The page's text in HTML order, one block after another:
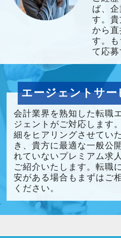
ば、
す。
から
す。
て応募
エージェントサー
会計業界を熟知した転職
ジェントがご対応します
細をヒアリングさせてい
き、貴方に最適な一般公
れていないプレミアム求
ご紹介いたします。転職
安がある場合もまずはご
ください。